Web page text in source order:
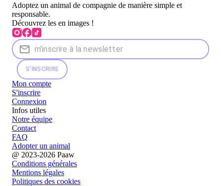
Adoptez un animal de compagnie de manière simple et
responsable.
Découvrez les en images !
S'INSCRIRE
Mon compte
S'inscrire
Connexion
Infos utiles
Notre équipe
Contact
FAQ
Adopter un animal
@ 2023-2026 Paaw
Conditions générales
Mentions légales
Politiques des cookies